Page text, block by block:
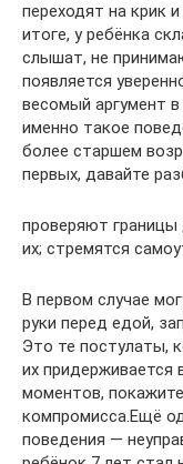
переходят на крик
итоге, у ребёнка
слышат, не
появляется
весомый аргумент
именно такое
более старшем
первых, давайте
проверяют
их; стремятся
В первом случае
руки перед едой,
Это те постулаты,
их придерживается
моментов,
компромисса.Ещё
поведения —